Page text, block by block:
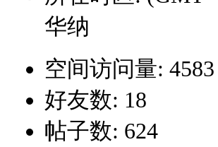
华纳
空间访问量: 4583
好友数: 18
帖子数: 624